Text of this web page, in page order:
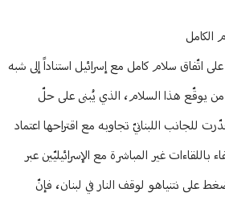
الكامل
اتّفاق سلام كامل مع إسرائيل استناداً إلى شبه
من يوقّع هذا السلام، الذي يُبنى على حلّ
للجانب اللبنانيّ تجاوبه مع اقتراحها اعتماد
باللقاءات غير المباشرة مع الإسرائيليّين عبر
على نتنياهو لوقف النار في لبنان، فإنّ